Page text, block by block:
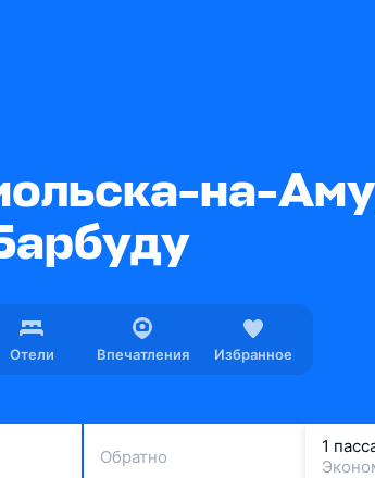
на-
Отели Впечатления Избранное
Обратно
1